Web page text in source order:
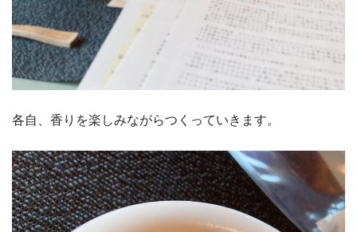
各自、香りを楽しみながらつくっていきます。